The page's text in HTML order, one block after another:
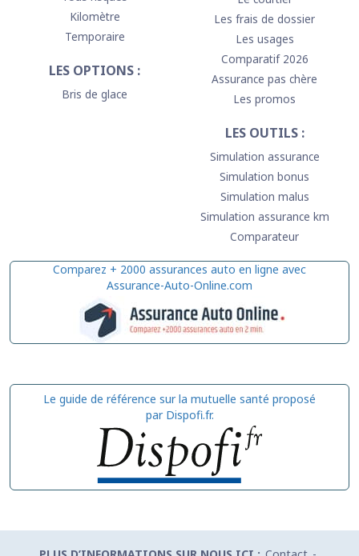
Kilomètre
Temporaire
LES OPTIONS :
Bris de glace
Les frais de dossier
Les usages
Comparatif 2026
Assurance pas chère
Les promos
LES OUTILS :
Simulation assurance
Simulation bonus
Simulation malus
Simulation assurance km
Comparateur
Comparez + 2000 assurances auto en ligne avec
Assurance-Auto-Online.com
Le guide de référence sur la mutuelle santé proposé
par Dispofi.fr.